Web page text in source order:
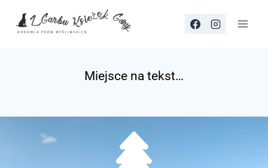
Miejsce na tekst…